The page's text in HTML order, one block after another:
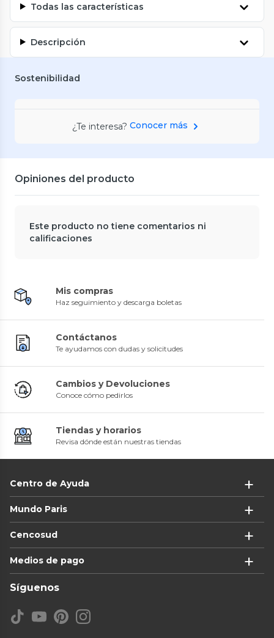
Todas las características
Descripción
Sostenibilidad
¿Te interesa? Conocer más
Opiniones del producto
Este producto no tiene comentarios ni
calificaciones
Mis compras
Haz seguimiento y descarga boletas
Contáctanos
Te ayudamos con dudas y solicitudes
Cambios y Devoluciones
Conoce cómo pedirlos
Tiendas y horarios
Revisa dónde están nuestras tiendas
Centro de Ayuda
Mundo Paris
Cencosud
Medios de pago
Síguenos